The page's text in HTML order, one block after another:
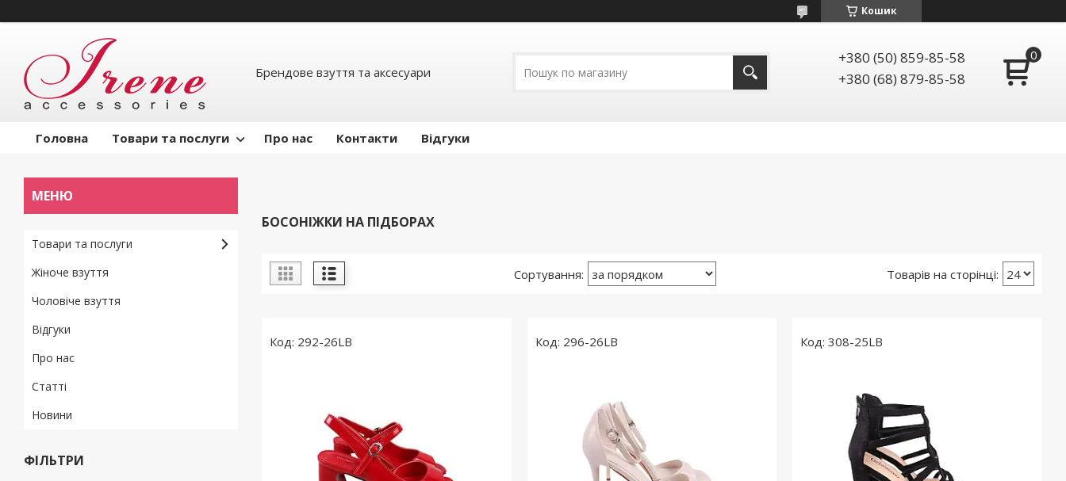
Кошик
Брендове взуття та аксесуари
+380 (50) 859-85-58
+380 (68) 879-85-58
Головна Товари та послуги Про нас Контакти Відгуки
БОСОНІЖКИ НА ПІДБОРАХ
292-26LB 296-26LB 308-25LB
Товари та послуги
Жіноче взуття
Чоловіче взуття
Відгуки
Про нас
Статті
Новини
ФІЛЬТРИ